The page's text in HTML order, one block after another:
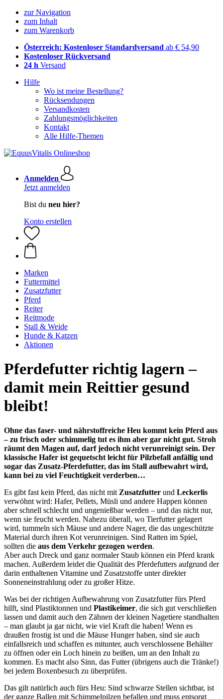
zur Navigation
zum Inhalt
zum Warenkorb
Österreich: Kostenloser Standardversand ab € 54,90
Kostenloser Rückversand
24 h Versand
Hilfe
Wo ist meine Bestellung?
Rücksendungen
Versandkosten
Zahlungsmöglichkeiten
Kontakt
Alle Hilfe-Themen
Anmelden
Jetzt anmelden
Bist du neu hier?
Konto erstellen
Marken
Futtermittel
Zusatzfutter
Pferd
Reiter
Reitmode
Stall & Weide
Hunde & Katzen
Aktionen
Pferdefutter richtig lagern –
damit mein Reittier gesund
bleibt!
Ohne das faser- und nährstoffreiche Heu kommt kein Pferd aus
– zu frisch oder schimmelig tut es ihm aber gar nicht gut. Stroh
räumt den Magen auf, darf jedoch nicht verunreinigt sein. Der
klassische Hafer ist gequetscht leicht für Pilzbefall anfällig und
sogar das Zusatz-Pferdefutter, das im Stall aufbewahrt wird,
kann bei zu viel Feuchtigkeit verderben…
Es gibt fast kein Pferd, das nicht mit Zusatzfutter und Leckerlis
verwöhnt wird: Hafer, Pellets, Müsli und andere Happen können
aber schnell schlecht und ungenießbar werden – und das nicht nur,
wenn sie feucht werden. Nahezu überall, wo Tierfutter gelagert
wird, tummeln sich Mäuse und andere Nager, die das ungeschützte
Material durch ihren Kot verunreinigen. Sind Ratten im Spiel,
sollten die aus dem Verkehr gezogen werden.
Aber auch Dreck und ganz normaler Staub können ein Pferd krank
machen. Außerdem leidet die Qualität des Pferdefutters aufgrund der
darin enthaltenen Vitamine und Zusatzstoffe unter direkter
Sonneneinstrahlung oder zu großer Hitze.
Was bei der richtigen Aufbewahrung von Zusatzfutter fürs Pferd
hilft, sind Plastiktonnen und Plastikeimer, die sich gut verschließen
lassen und damit auch den Zähnen der kleinen Nagetiere standhalten
– man glaubt ja gar nicht, wie viel Kraft die haben! Wenn es
draußen frostig ist und die Mäuse Hunger haben, sind sie auch
einfallsreich und schaffen es mitunter, auch verschlossene Behälter
zu öffnen oder ein Loch hinein zu beißen, um an den Inhalt zu
kommen. Es macht also Sinn, das Futter (übrigens auch die Tränke!)
bei jedem Boxenbesuch zu überprüfen.
Das gilt natürlich auch fürs Heu: Sind schwarze Stellen sichtbar, ist
der ganze Ballen mit Schimmelpilzen befallen und muss entsorgt